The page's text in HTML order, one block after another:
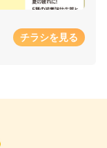
チラシを見る